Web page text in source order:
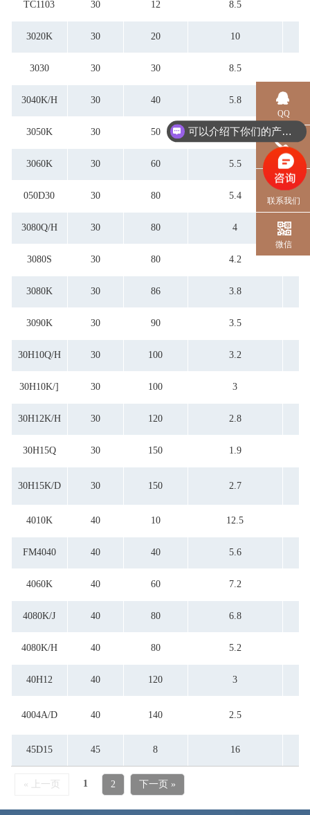
6.8
7.8
TC1103 30 12 8.5
3020K 30 20 10
3030 30 30 8.5
3040K/H 30 40 5.8
3050K 30 50 7.2
3060K 30 60 5.5
050D30 30 80 5.4
3080Q/H 30 80 4
3080S 30 80 4.2
3080K 30 86 3.8
3090K 30 90 3.5
30H10Q/H 30 100 3.2
30H10K/] 30 100 3
30H12K/H 30 120 2.8
30H15Q 30 150 1.9
30H15K/D 30 150 2.7
4010K 40 10 12.5
FM4040 40 40 5.6
4060K 40 60 7.2
4080K/J 40 80 6.8
4080K/H 40 80 5.2
40H12 40 120 3
4004A/D 40 140 2.5
45D15 45 8 16
« 上一页 1 2 下一页 »
QQ
电话
联系我们
微信
可以介绍下你们的产品么？